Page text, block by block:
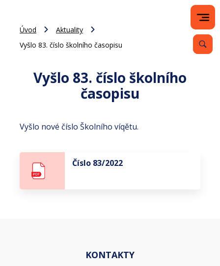
Úvod
Aktuality
Vyšlo 83. číslo školního časopisu
Vyšlo 83. číslo školního
časopisu
Vyšlo nové číslo Školního víqětu.
Číslo 83/2022
KONTAKTY